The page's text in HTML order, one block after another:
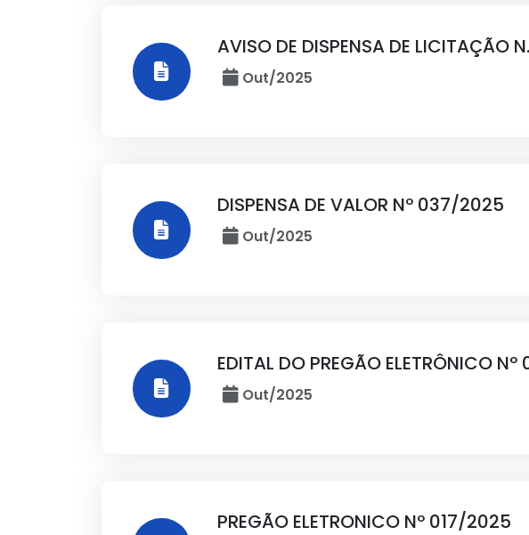
AVISO DE DISPENSA DE LICITAÇÃO
Out/2025
DISPENSA DE VALOR Nº 037/2025
Out/2025
EDITAL DO PREGÃO ELETRÔNICO
Out/2025
PREGÃO ELETRONICO Nº 017/2025